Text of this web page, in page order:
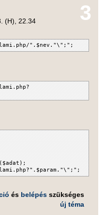
3
(H), 22.34
".$nev."\";";
és belépés szükséges
új téma